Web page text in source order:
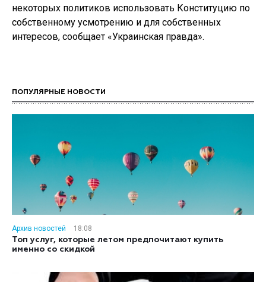
некоторых политиков использовать Конституцию по
собственному усмотрению и для собственных
интересов, сообщает «Украинская правда».
ПОПУЛЯРНЫЕ НОВОСТИ
Архив новостей
18:08
Топ услуг, которые летом предпочитают купить
именно со скидкой